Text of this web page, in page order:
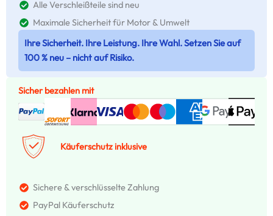
Alle Verschleißteile sind neu
Maximale Sicherheit für Motor & Umwelt
Ihre Sicherheit. Ihre Leistung. Ihre Wahl. Setzen Sie auf
100 % neu – nicht auf Risiko.
Sicher bezahlen mit
Käuferschutz inklusive
Sichere & verschlüsselte Zahlung
PayPal Käuferschutz